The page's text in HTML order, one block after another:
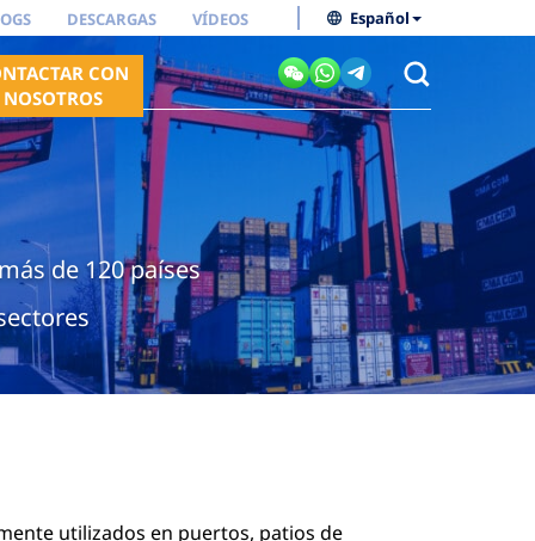
Español
DESCARGAS VÍDEOS
CON
NOSOTROS
de 120 países
utilizados en puertos, patios de